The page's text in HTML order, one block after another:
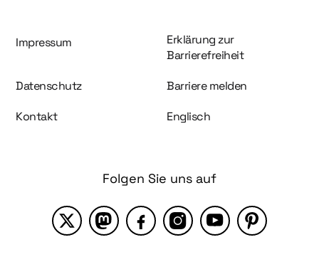
Information und Service
Impressum
Erklärung zur
Barrierefreiheit
Datenschutz Barriere melden
Kontakt Englisch
Folgen Sie uns auf